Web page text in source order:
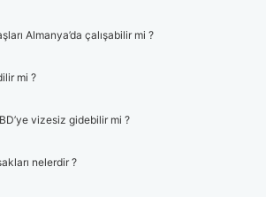
Almanya’da çalışabilir mi ?
mi ?
vizesiz gidebilir mi ?
nelerdir ?